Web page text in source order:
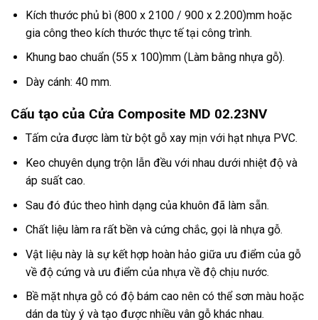
Kích thước phủ bì (800 x 2100 / 900 x 2.200)mm hoặc
gia công theo kích thước thực tế tại công trình.
Khung bao chuẩn (55 x 100)mm (Làm bằng nhựa gỗ).
Dày cánh: 40 mm.
Cấu tạo của Cửa Composite MD 02.23NV
Tấm cửa được làm từ bột gỗ xay mịn với hạt nhựa PVC.
Keo chuyên dụng trộn lẫn đều với nhau dưới nhiệt độ và
áp suất cao.
Sau đó đúc theo hình dạng của khuôn đã làm sẵn.
Chất liệu làm ra rất bền và cứng chắc, gọi là nhựa gỗ.
Vật liệu này là sự kết hợp hoàn hảo giữa ưu điểm của gỗ
về độ cứng và ưu điểm của nhựa về độ chịu nước.
Bề mặt nhựa gỗ có độ bám cao nên có thể sơn màu hoặc
dán da tùy ý và tạo được nhiều vân gỗ khác nhau.